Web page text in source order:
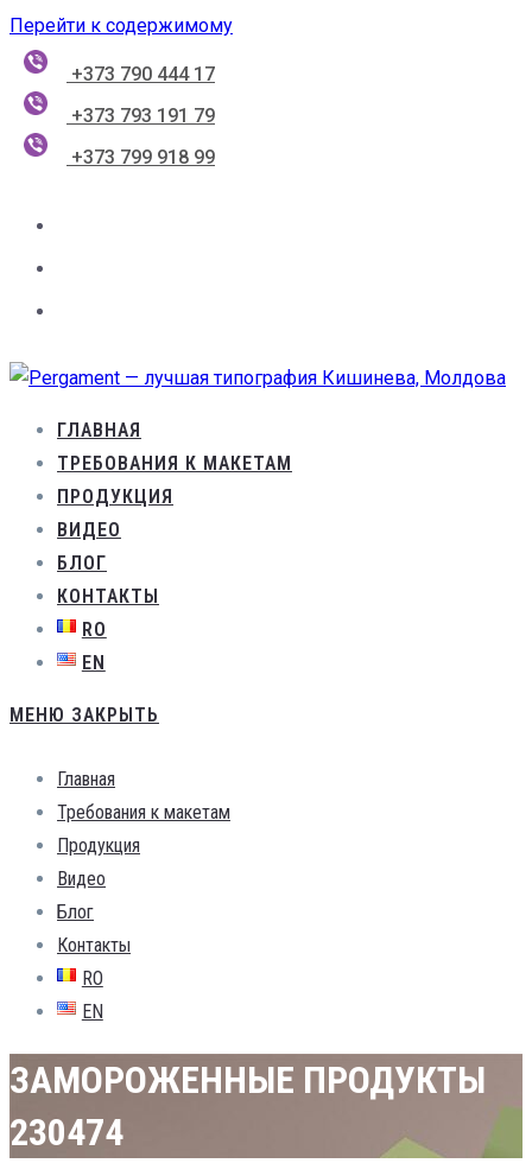
Перейти к содержимому
+373 790 444 17
+373 793 191 79
+373 799 918 99
ГЛАВНАЯ
ТРЕБОВАНИЯ К МАКЕТАМ
ПРОДУКЦИЯ
ВИДЕО
БЛОГ
КОНТАКТЫ
RO
EN
МЕНЮ ЗАКРЫТЬ
Главная
Требования к макетам
Продукция
Видео
Блог
Контакты
RO
EN
ЗАМОРОЖЕННЫЕ ПРОДУКТЫ
230474